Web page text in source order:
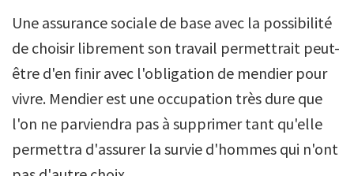
Une assurance sociale de base avec la possibilité
de choisir librement son travail permettrait peut-
être d'en finir avec l'obligation de mendier pour
vivre. Mendier est une occupation très dure que
l'on ne parviendra pas à supprimer tant qu'elle
permettra d'assurer la survie d'hommes qui n'ont